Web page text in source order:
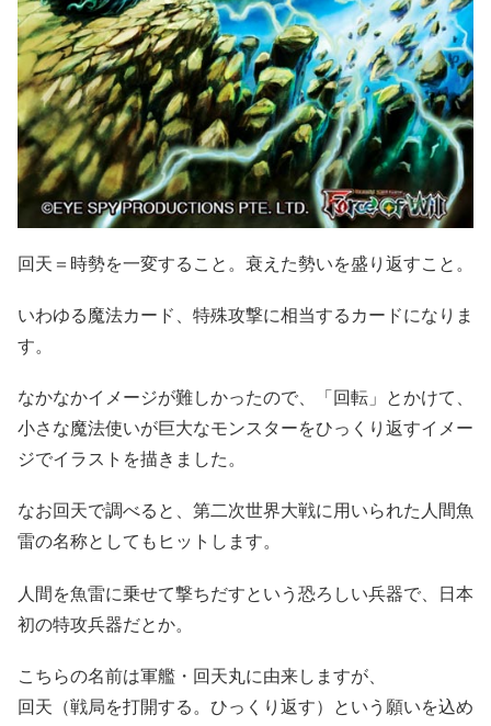
回天＝時勢を一変すること。衰えた勢いを盛り返すこと。
いわゆる魔法カード、特殊攻撃に相当するカードになりま
す。
なかなかイメージが難しかったので、「回転」とかけて、
小さな魔法使いが巨大なモンスターをひっくり返すイメー
ジでイラストを描きました。
なお回天で調べると、第二次世界大戦に用いられた人間魚
雷の名称としてもヒットします。
人間を魚雷に乗せて撃ちだすという恐ろしい兵器で、日本
初の特攻兵器だとか。
こちらの名前は軍艦・回天丸に由来しますが、
回天（戦局を打開する。ひっくり返す）という願いを込め